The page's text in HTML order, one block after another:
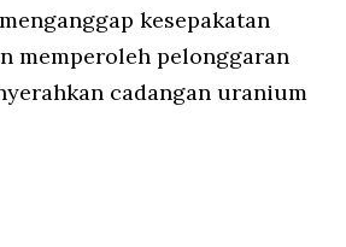
kesepakatan
memperoleh pelonggaran
cadangan uranium